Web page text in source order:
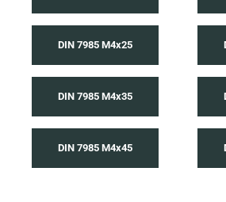
DIN 7985 M4x25
DIN 7985 M4x35
DIN 7985 M4x45